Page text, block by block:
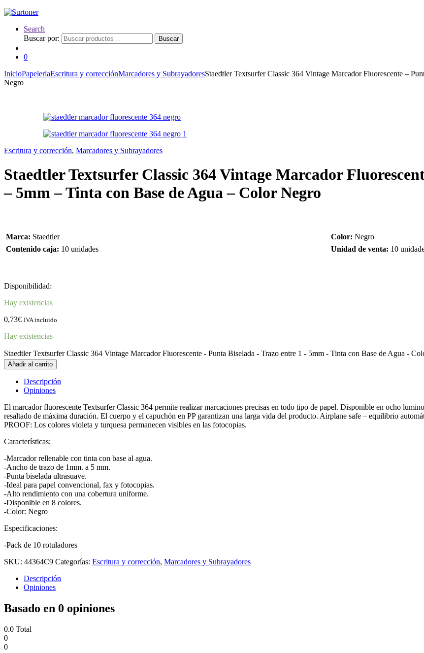
Search
Buscar por:
Buscar
0
InicioPapeleriaEscritura y correcciónMarcadores y SubrayadoresStaedtler Textsurfer Classic 364 Vintage Marcador Fluorescente –
Negro
Escritura y corrección, Marcadores y Subrayadores
Staedtler Textsurfer Classic 364 Vintage Marcador
– 5mm – Tinta con Base de Agua – Color Negro
Marca: Staedtler Color: Negro
Contenido caja: 10 unidades Unidad de venta: 10
Disponibilidad:
Hay existencias
0,73€ IVA incluido
Hay existencias
Staedtler Textsurfer Classic 364 Vintage Marcador Fluorescente - Punta Biselada - Trazo entre 1 - 5mm - Tinta con Base de Agua -
Añadir al carrito
Descripción
Opiniones
El marcador fluorescente Textsurfer Classic 364 permite realizar marcaciones precisas en todo tipo de papel. Disponible en ocho
resaltado de máxima duración. El cuerpo y el capuchón en PP garantizan una larga vida del producto. Airplane safe – equilibrio
PROOF: Los colores violeta y turquesa permanecen visibles en las fotocopias.
Características:
-Marcador rellenable con tinta con base al agua.
-Ancho de trazo de 1mm. a 5 mm.
-Punta biselada ultrasuave.
-Ideal para papel convencional, fax y fotocopias.
-Alto rendimiento con una cobertura uniforme.
-Disponible en 8 colores.
-Color: Negro
Especificaciones:
-Pack de 10 rotuladores
SKU: 44364C9 Categorías: Escritura y corrección, Marcadores y Subrayadores
Descripción
Opiniones
Basado en 0 opiniones
0.0 Total
0
0